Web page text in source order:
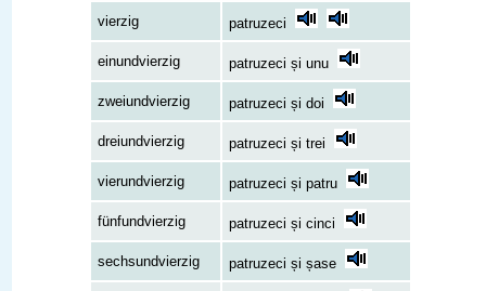
vierzig patruzeci
einundvierzig patruzeci și unu
zweiundvierzig patruzeci și doi
dreiundvierzig patruzeci și trei
vierundvierzig patruzeci și patru
fünfundvierzig patruzeci și cinci
sechsundvierzig patruzeci și șase